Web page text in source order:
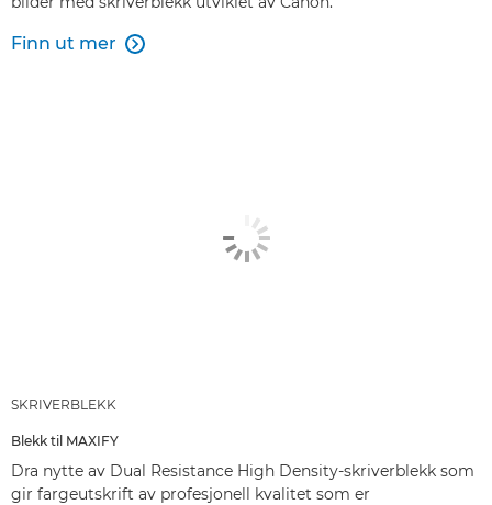
Finn ut mer 
SKRIVERBLEKK
Blekk til MAXIFY
Dra nytte av Dual Resistance High Density-skriverblekk som
gir fargeutskrift av profesjonell kvalitet som er